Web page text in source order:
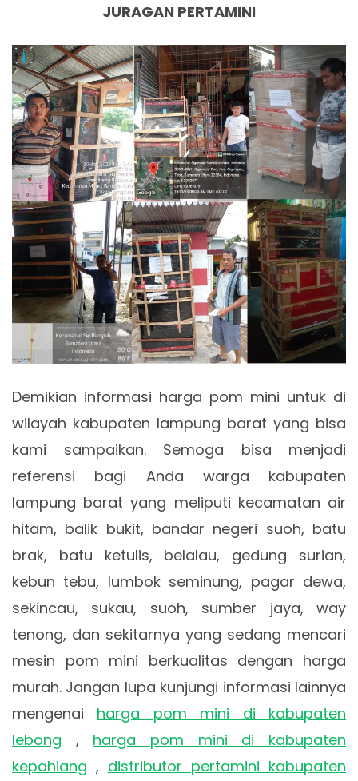
JURAGAN PERTAMINI
Demikian informasi harga pom mini untuk di
wilayah kabupaten lampung barat yang bisa
kami sampaikan. Semoga bisa menjadi
referensi bagi Anda warga kabupaten
lampung barat yang meliputi kecamatan air
hitam, balik bukit, bandar negeri suoh, batu
brak, batu ketulis, belalau, gedung surian,
kebun tebu, lumbok seminung, pagar dewa,
sekincau, sukau, suoh, sumber jaya, way
tenong, dan sekitarnya yang sedang mencari
mesin pom mini berkualitas dengan harga
murah. Jangan lupa kunjungi informasi lainnya
mengenai harga pom mini di kabupaten
lebong , harga pom mini di kabupaten
kepahiang , distributor pertamini kabupaten